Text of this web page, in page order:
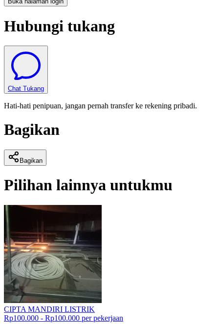
Hubungi tukang
Chat Tukang
Hati-hati penipuan, jangan pernah transfer ke rekening pribadi.
Bagikan
Bagikan
Pilihan lainnya untukmu
CIPTA MANDIRI LISTRIK
Rp100.000 - Rp100.000 per pekerjaan